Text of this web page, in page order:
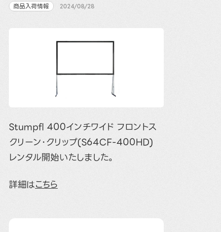
商品入荷情報 2024/08/28
Stumpfl 400インチワイド フロントス
クリーン･クリップ(S64CF-400HD)
レンタル開始いたしました。
詳細はこちら